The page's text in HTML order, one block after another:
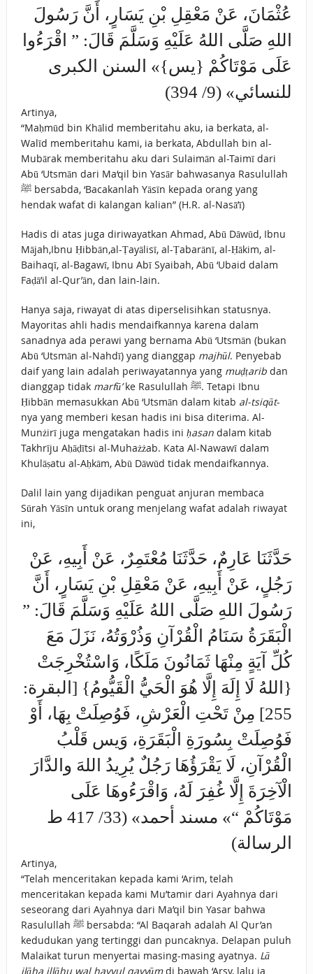
عُثْمَانَ، عَنْ مَعْقِلِ بْنِ يَسَارٍ، أَنَّ رَسُولَ
اللهِ صَلَّى اللهُ عَلَيْهِ وَسَلَّمَ قَالَ: ” ‌اقْرَءُوا
‌عَلَى ‌مَوْتَاكُمْ {‌يس}» السنن الكبرى
للنسائي» (9/ 394)
Artinya,
“Maḥmūd bin Khālid memberitahu aku, ia berkata, al-
Walīd memberitahu kami, ia berkata, Abdullah bin al-
Mubārak memberitahu aku dari Sulaimān al-Taimī dari
Abū ‘Utsmān dari Ma‘qil bin Yasār bahwasanya Rasulullah
ﷺ bersabda, ‘Bacakanlah Yāsīn kepada orang yang
hendak wafat di kalangan kalian” (H.R. al-Nasā’ī)
Hadis di atas juga diriwayatkan Ahmad, Abū Dāwūd, Ibnu
Mājah,Ibnu Ḥibbān,al-Ṭayālisī, al-Ṭabarānī, al-Ḥākim, al-
Baihaqī, al-Bagawī, Ibnu Abī Syaibah, Abū ‘Ubaid dalam
Faḍā’il al-Qur’ān, dan lain-lain.
Hanya saja, riwayat di atas diperselisihkan statusnya.
Mayoritas ahli hadis mendaifkannya karena dalam
sanadnya ada perawi yang bernama Abū ‘Utsmān (bukan
Abū ‘Utsmān al-Nahdī) yang dianggap majhūl. Penyebab
daif yang lain adalah periwayatannya yang muḍṭaribdan
dianggap tidak marfū’ke Rasulullah ﷺ. Tetapi Ibnu
Ḥibbān memasukkan Abū ‘Utsmān dalam kitab al-tsiqāt-
nya yang memberi kesan hadis ini bisa diterima. Al-
Munżirī juga mengatakan hadis ini ḥasandalam kitab
Takhrīju Aḥāḍītsi al-Muhażżab. Kata Al-Nawawī dalam
Khulāṣatu al-Aḥkām, Abū Dāwūd tidak mendaifkannya.
Dalil lain yang dijadikan penguat anjuran membaca
Sūrah Yāsīn untuk orang menjelang wafat adalah riwayat
ini,
حَدَّثَنَا عَارِمٌ، حَدَّثَنَا مُعْتَمِرٌ، عَنْ أَبِيهِ، عَنْ
رَجُلٍ، عَنْ أَبِيهِ، عَنْ مَعْقِلِ بْنِ يَسَارٍ، أَنَّ
رَسُولَ اللهِ صَلَّى اللهُ عَلَيْهِ وَسَلَّمَ قَالَ: ”
الْبَقَرَةُ سَنَامُ الْقُرْآنِ وَذُرْوَتُهُ، نَزَلَ مَعَ
كُلِّ آيَةٍ مِنْهَا ثَمَانُونَ مَلَكًا، وَاسْتُخْرِجَتْ
{اللهُ لَا إِلَهَ إِلَّا هُوَ الْحَيُّ الْقَيُّومُ} [البقرة:
255] مِنْ تَحْتِ الْعَرْشِ، فَوُصِلَتْ بِهَا، أَوْ
فَوُصِلَتْ بِسُورَةِ الْبَقَرَةِ، وَيس ‌قَلْبُ
‌الْقُرْآنِ، لَا يَقْرَؤُهَا رَجُلٌ يُرِيدُ اللهَ والدَّارَ
الْآخِرَةَ إِلَّا غُفِرَ لَهُ، وَاقْرَءُوهَا عَلَى
‌مَوْتَاكُمْ “» مسند أحمد» (33/ 417 ط
الرسالة)
Artinya,
“Telah menceritakan kepada kami ‘Arim, telah
menceritakan kepada kami Mu’tamir dari Ayahnya dari
seseorang dari Ayahnya dari Ma’qil bin Yasar bahwa
Rasulullah ﷺ bersabda: “Al Baqarah adalah Al Qur’an
kedudukan yang tertinggi dan puncaknya. Delapan puluh
Malaikat turun menyertai masing-masing ayatnya. Lā
ilāha illāhu wal hayyul qayyūmdi bawah ‘Arsy, lalu ia